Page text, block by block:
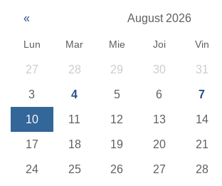
« August 2026
Lun Mar Mie Joi Vin
27 28 29 30 31
3 4 5 6 7
10 11 12 13 14
17 18 19 20 21
24 25 26 27 28